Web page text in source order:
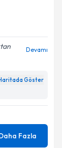
Devamı
Göster
Fazla